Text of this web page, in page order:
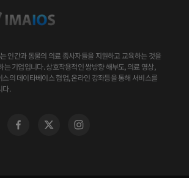
인간과 동물의 의료 종사자들을 지원하고 교육하는 것을
는 기업입니다. 상호작용적인 쌍방향 해부도, 의료 영상,
스의 데이타베이스 협업, 온라인 강좌등을 통해 서비스를
다.